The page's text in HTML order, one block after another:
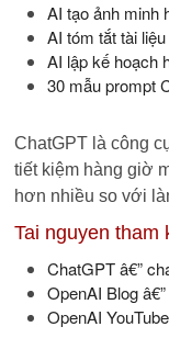
AI tạo ảnh minh
AI tóm tắt tài liệu
AI lập kế hoạch
30 mẫu prompt
ChatGPT là công
tiết kiệm hàng giờ
hơn nhiều so với
Tai nguyen tham
ChatGPT â€”
OpenAI Blog
OpenAI